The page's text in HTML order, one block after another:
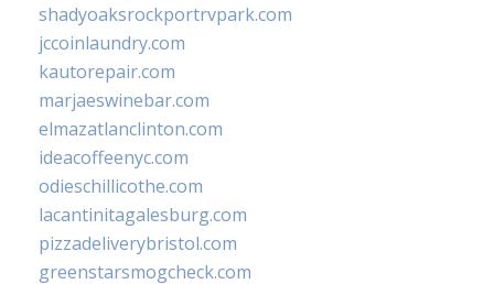
shadyoaksrockportrvpark.com
jccoinlaundry.com
kautorepair.com
marjaeswinebar.com
elmazatlanclinton.com
ideacoffeenyc.com
odieschillicothe.com
lacantinitagalesburg.com
pizzadeliverybristol.com
greenstarsmogcheck.com